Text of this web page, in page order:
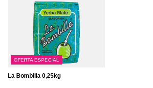
OFERTA ESPECIAL
La Bombilla 0,25kg